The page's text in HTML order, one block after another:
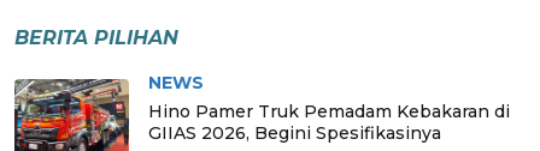
BERITA PILIHAN
NEWS
Hino Pamer Truk Pemadam Kebakaran di
GIIAS 2026, Begini Spesifikasinya